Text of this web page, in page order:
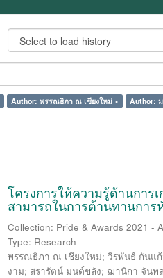
Author: พรรณธิภา ณ เชียงใหม่ × Author:
โครงการให้ความรู้ด้านการ
สามารถในการต้านทานกา
Collection: Pride & Awards 2021 -
Type: Research
พรรณธิภา ณ เชียงใหม่; วีรพันธ์ กันแ
งาม; สรารัตน์ มนต์ขลัง; ฌานิกา จันท